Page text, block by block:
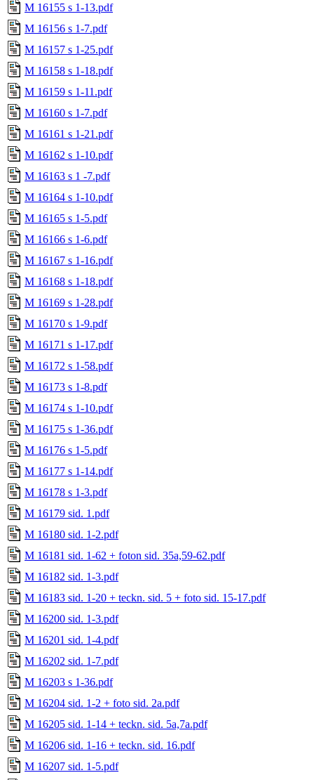
M 16155 s 1-13.pdf
M 16156 s 1-7.pdf
M 16157 s 1-25.pdf
M 16158 s 1-18.pdf
M 16159 s 1-11.pdf
M 16160 s 1-7.pdf
M 16161 s 1-21.pdf
M 16162 s 1-10.pdf
M 16163 s 1 -7.pdf
M 16164 s 1-10.pdf
M 16165 s 1-5.pdf
M 16166 s 1-6.pdf
M 16167 s 1-16.pdf
M 16168 s 1-18.pdf
M 16169 s 1-28.pdf
M 16170 s 1-9.pdf
M 16171 s 1-17.pdf
M 16172 s 1-58.pdf
M 16173 s 1-8.pdf
M 16174 s 1-10.pdf
M 16175 s 1-36.pdf
M 16176 s 1-5.pdf
M 16177 s 1-14.pdf
M 16178 s 1-3.pdf
M 16179 sid. 1.pdf
M 16180 sid. 1-2.pdf
M 16181 sid. 1-62 + foton sid. 35a,59-62.pdf
M 16182 sid. 1-3.pdf
M 16183 sid. 1-20 + teckn. sid. 5 + foto sid. 15-17.pdf
M 16200 sid. 1-3.pdf
M 16201 sid. 1-4.pdf
M 16202 sid. 1-7.pdf
M 16203 s 1-36.pdf
M 16204 sid. 1-2 + foto sid. 2a.pdf
M 16205 sid. 1-14 + teckn. sid. 5a,7a.pdf
M 16206 sid. 1-16 + teckn. sid. 16.pdf
M 16207 sid. 1-5.pdf